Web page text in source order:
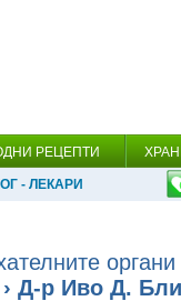
РЕЦЕПТИ
- ЛЕКАРИ
› Д-р Иво Д.